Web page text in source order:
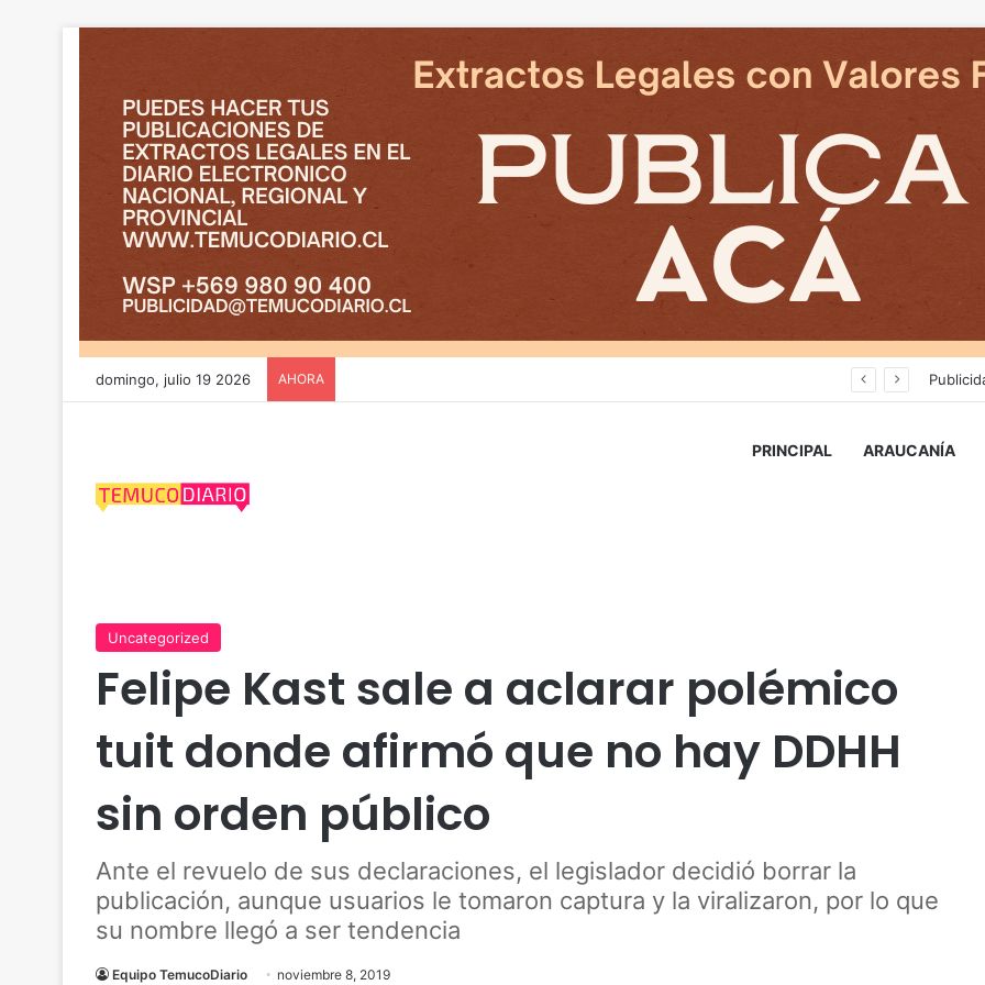
domingo, julio 19 2026 AHORA
PRINCIPAL ARAUCANÍA
Uncategorized
Felipe Kast sale a aclarar polémico
tuit donde afirmó que no hay DDHH
sin orden público
Ante el revuelo de sus declaraciones, el legislador decidió borrar la
publicación, aunque usuarios le tomaron captura y la viralizaron, por lo que
su nombre llegó a ser tendencia
Equipo TemucoDiario noviembre 8, 2019